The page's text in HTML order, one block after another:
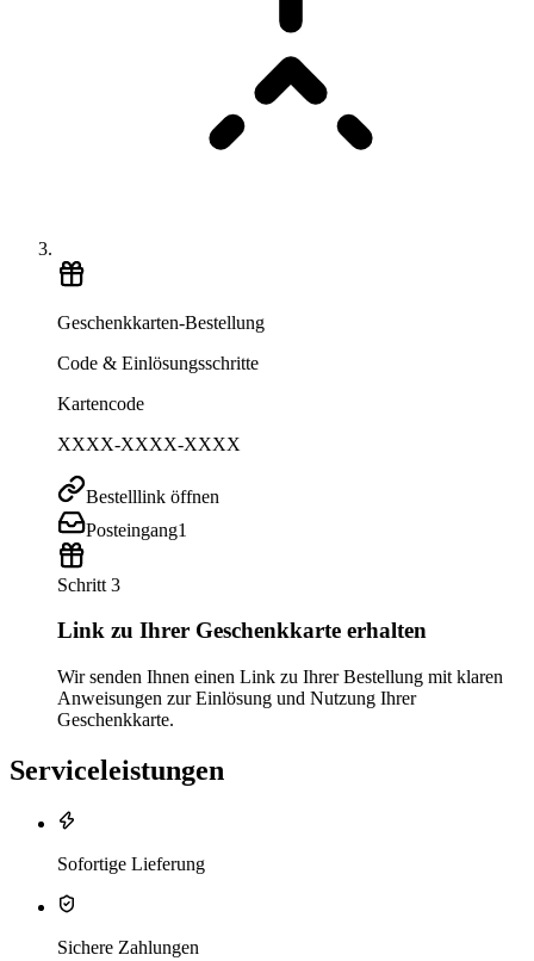
Geschenkkarten-Bestellung
Code & Einlösungsschritte
Kartencode
XXXX-XXXX-XXXX
Bestelllink öffnen
Posteingang1
Schritt 3
Link zu Ihrer Geschenkkarte erhalten
Wir senden Ihnen einen Link zu Ihrer Bestellung mit klaren
Anweisungen zur Einlösung und Nutzung Ihrer
Geschenkkarte.
Serviceleistungen
Sofortige Lieferung
Sichere Zahlungen